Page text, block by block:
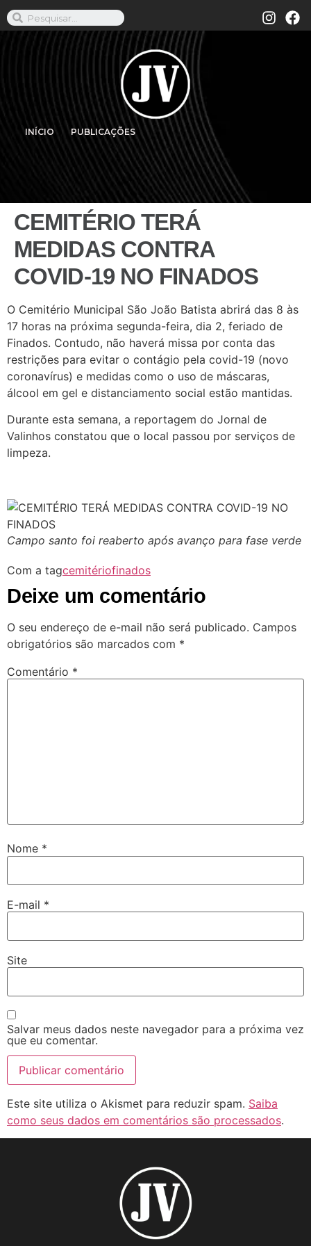
INÍCIO PUBLICAÇÕES
CEMITÉRIO TERÁ
MEDIDAS CONTRA
COVID-19 NO FINADOS
O Cemitério Municipal São João Batista abrirá das 8 às
17 horas na próxima segunda-feira, dia 2, feriado de
Finados. Contudo, não haverá missa por conta das
restrições para evitar o contágio pela covid-19 (novo
coronavírus) e medidas como o uso de máscaras,
álcool em gel e distanciamento social estão mantidas.
Durante esta semana, a reportagem do Jornal de
Valinhos constatou que o local passou por serviços de
limpeza.
Campo santo foi reaberto após avanço para fase verde
Com a tagcemitériofinados
Deixe um comentário
O seu endereço de e-mail não será publicado. Campos
obrigatórios são marcados com *
Comentário *
Nome *
E-mail *
Site
Salvar meus dados neste navegador para a próxima vez
que eu comentar.
Este site utiliza o Akismet para reduzir spam. Saiba
como seus dados em comentários são processados.